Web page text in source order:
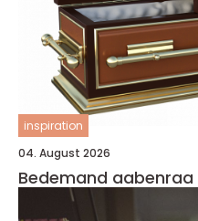
inspiration
04. August 2026